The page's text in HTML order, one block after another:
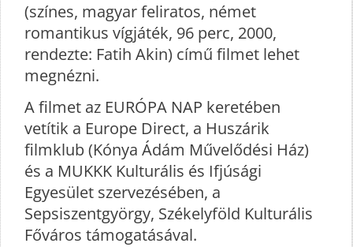
(színes, magyar feliratos, német
romantikus vígjáték, 96 perc, 2000,
rendezte: Fatih Akin) című filmet lehet
megnézni.
A filmet az EURÓPA NAP keretében
vetítik a Europe Direct, a Huszárik
filmklub (Kónya Ádám Művelődési Ház)
és a MUKKK Kulturális és Ifjúsági
Egyesület szervezésében, a
Sepsiszentgyörgy, Székelyföld Kulturális
Főváros támogatásával.